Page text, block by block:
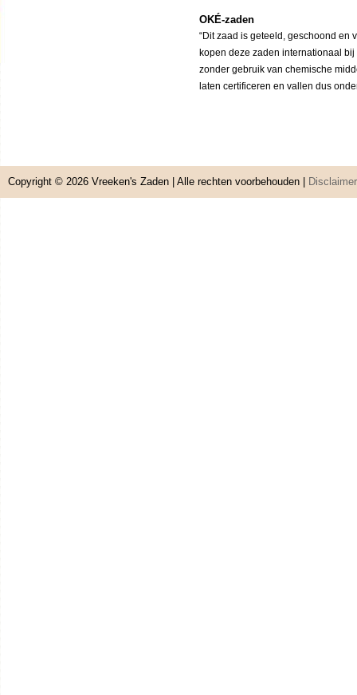
OKÉ-zaden
“Dit zaad is geteeld, geschoond en
kopen deze zaden internationaal
zonder gebruik van chemische
laten certificeren en vallen dus
Copyright © 2026 Vreeken's Zaden | Alle rechten voorbehouden | Disclaimer